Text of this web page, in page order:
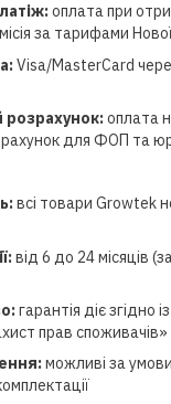
оплата при
за тарифами
Visa/MasterCard
розрахунок:оплата
для ФОП та
всі товари Growtek
від 6 до 24 місяців
гарантія діє згідно
прав споживачів»
можливі за